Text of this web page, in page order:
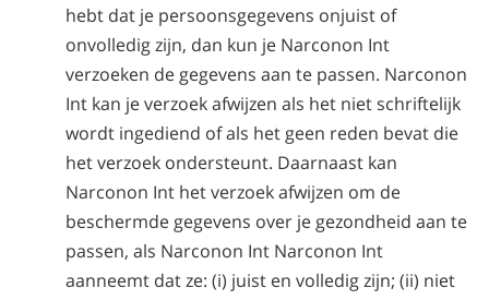
hebt dat je persoonsgegevens onjuist of
onvolledig zijn, dan kun je Narconon Int
verzoeken de gegevens aan te passen. Narconon
Int kan je verzoek afwijzen als het niet schriftelijk
wordt ingediend of als het geen reden bevat die
het verzoek ondersteunt. Daarnaast kan
Narconon Int het verzoek afwijzen om de
beschermde gegevens over je gezondheid aan te
passen, als Narconon Int Narconon Int
aanneemt dat ze: (i) juist en volledig zijn; (ii) niet